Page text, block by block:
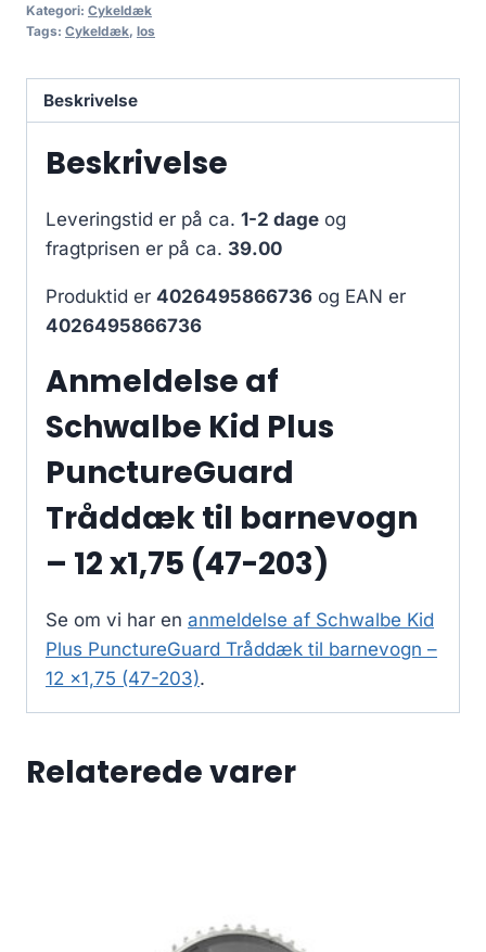
Kategori: Cykeldæk
Tags: Cykeldæk, los
Beskrivelse
Beskrivelse
Leveringstid er på ca. 1-2 dage og
fragtprisen er på ca. 39.00
Produktid er 4026495866736 og EAN er
4026495866736
Anmeldelse af
Schwalbe Kid Plus
PunctureGuard
Tråddæk til barnevogn
– 12 x1,75 (47-203)
Se om vi har en anmeldelse af Schwalbe Kid
Plus PunctureGuard Tråddæk til barnevogn –
12 x1,75 (47-203).
Relaterede varer